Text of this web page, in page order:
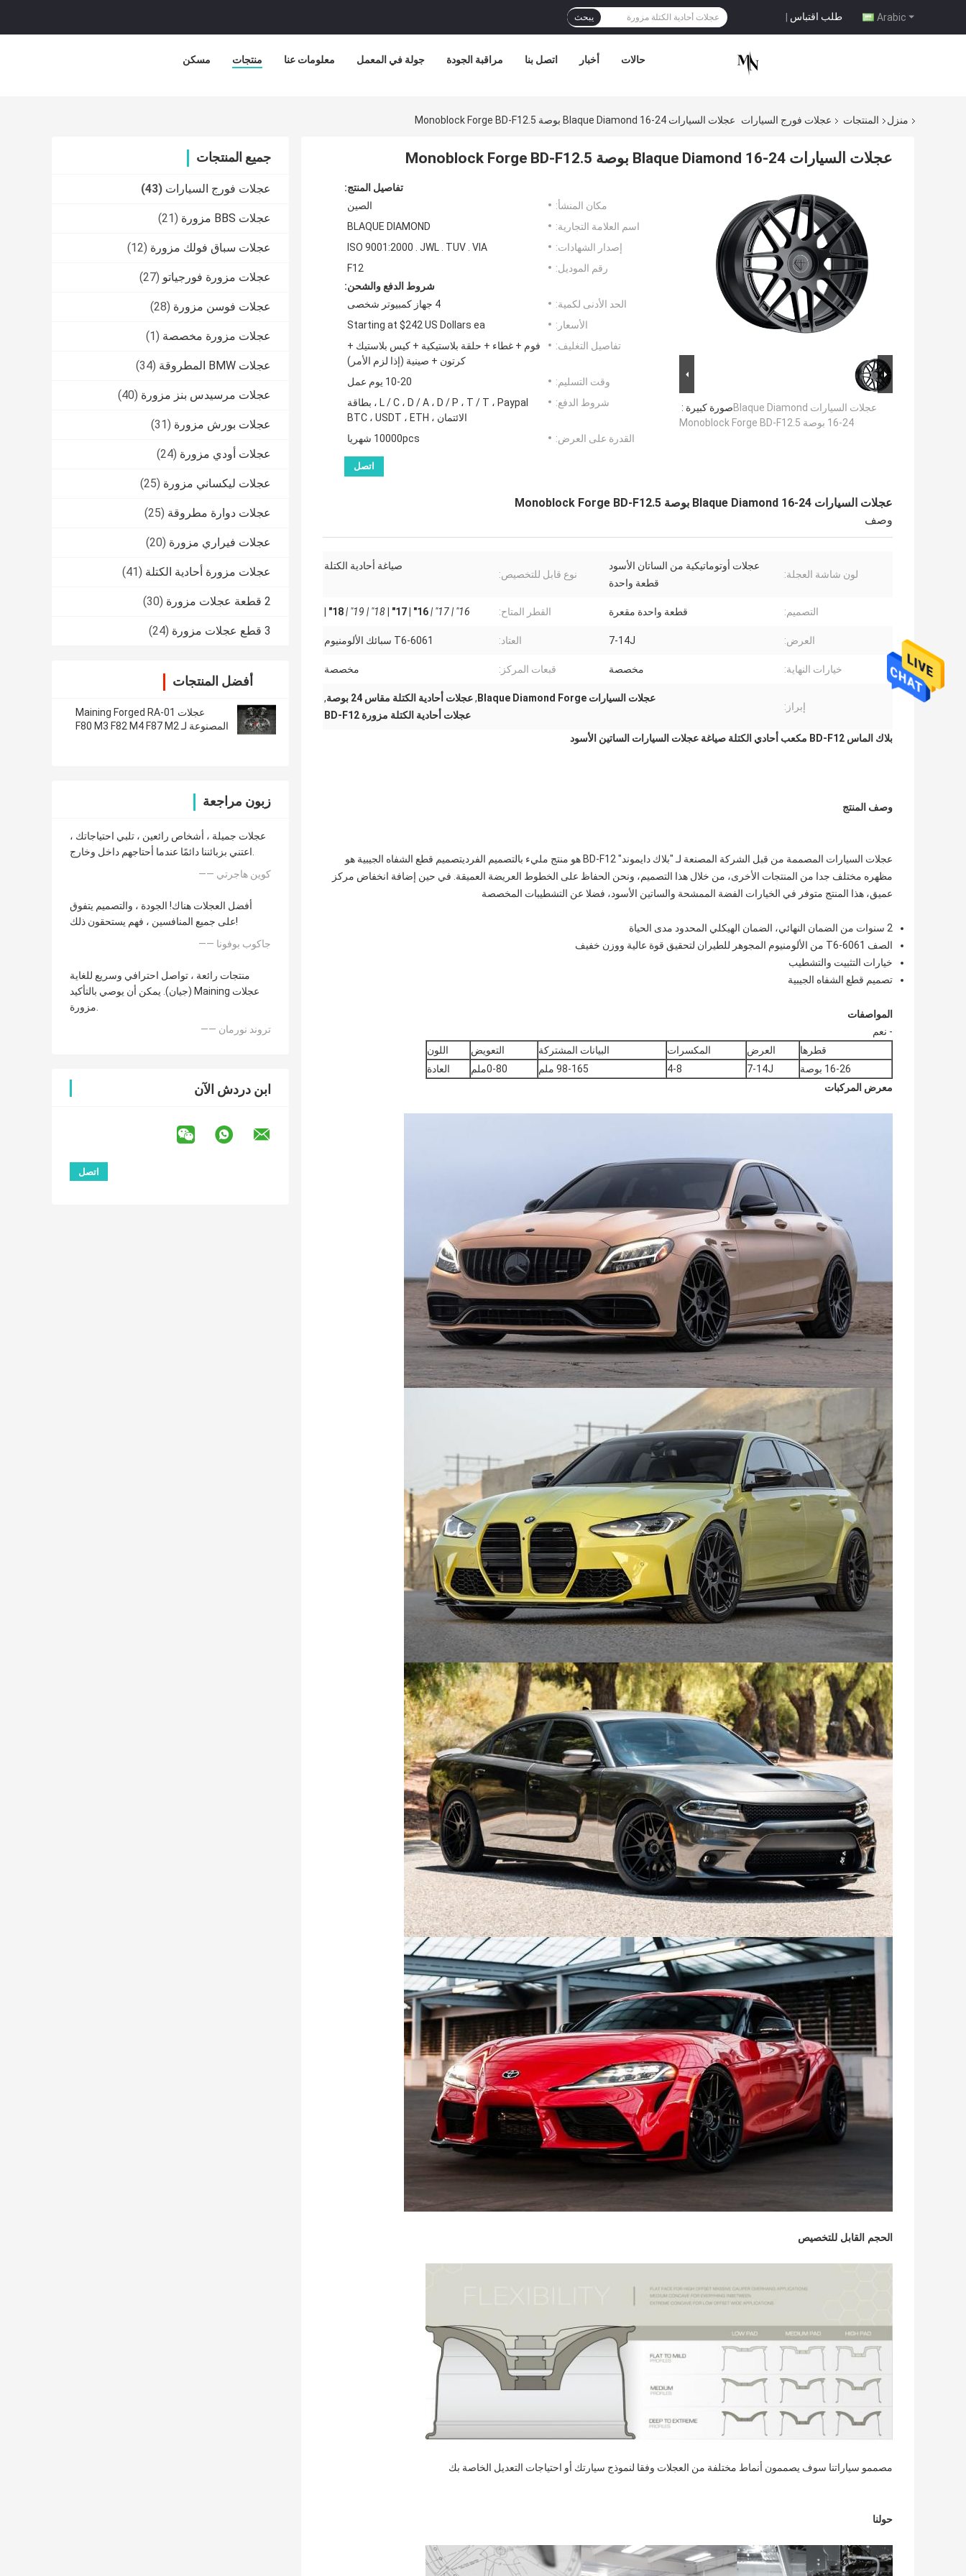
Arabic طلب اقتباس | يبحث
مسكن منتجات معلومات عنا جولة في المعمل مراقبة الجودة اتصل بنا أخبار حالات
منزل المنتجات عجلات فورج السيارات عجلات السيارات Blaque Diamond 16-24 بوصة Monoblock Forge BD-F12.5
جميع المنتجات
عجلات فورج السيارات (43)
عجلات BBS مزورة (21)
عجلات سباق فولك مزورة (12)
عجلات مزورة فورجياتو (27)
عجلات فوسن مزورة (28)
عجلات مزورة مخصصة (1)
عجلات BMW المطروقة (34)
عجلات مرسيدس بنز مزورة (40)
عجلات بورش مزورة (31)
عجلات أودي مزورة (24)
عجلات ليكساني مزورة (25)
عجلات دوارة مطروقة (25)
عجلات فيراري مزورة (20)
عجلات مزورة أحادية الكتلة (41)
2 قطعة عجلات مزورة (30)
3 قطع عجلات مزورة (24)
أفضل المنتجات
عجلات Maining Forged RA-01
المصنوعة لـ F80 M3 F82 M4 F87 M2
زبون مراجعة
عجلات جميلة ، أشخاص رائعين ، تلبي احتياجاتك ،
اعتني بزبائننا دائمًا عندما أحتاجهم داخل وخارج.
—— كوين هاجرتي
أفضل العجلات هناك! الجودة ، والتصميم يتفوق
على جميع المنافسين ، فهم يستحقون ذلك!
—— جاكوب بوفونا
منتجات رائعة ، تواصل احترافي وسريع للغاية
(جيان). يمكن أن يوصي بالتأكيد Maining عجلات
مزورة.
—— تروند نورمان
ابن دردش الآن
عجلات السيارات Blaque Diamond 16-24 بوصة Monoblock Forge BD-F12.5
صورة كبيرة :عجلات السيارات Blaque Diamond
16-24 بوصة Monoblock Forge BD-F12.5
تفاصيل المنتج:
مكان المنشأ:
الصين
اسم العلامة التجارية:
BLAQUE DIAMOND
إصدار الشهادات:
ISO 9001:2000 . JWL . TUV . VIA
رقم الموديل:
F12
شروط الدفع والشحن:
الحد الأدنى لكمية:
4 جهاز كمبيوتر شخصى
الأسعار:
Starting at $242 US Dollars ea
تفاصيل التغليف:
فوم + غطاء + حلقة بلاستيكية + كيس بلاستيك +
كرتون + صينية (إذا لزم الأمر)
وقت التسليم:
10-20 يوم عمل
شروط الدفع:
L / C ، D / A ، D / P ، T / T ، Paypal ، بطاقة
الائتمان ، BTC ، USDT ، ETH
القدرة على العرض:
10000pcs شهريا
اتصل
عجلات السيارات Blaque Diamond 16-24 بوصة Monoblock Forge BD-F12.5
وصف
لون شاشة العجلة:
عجلات أوتوماتيكية من الساتان الأسود
قطعة واحدة
نوع قابل للتخصيص:
صياغة أحادية الكتلة
التصميم: قطعة واحدة مقعرة القطر المتاح: 16" | 17" |
16" | 17" |
18" | 19" |
18" |
العرض: 7-14J العتاد: 6061-T6 سبائك الألومنيوم
خيارات النهاية: مخصصة قبعات المركز: مخصصة
إبراز:
عجلات السيارات Blaque Diamond Forge ,عجلات أحادية الكتلة مقاس 24 بوصة
,
عجلات أحادية الكتلة مزورة BD-F12
بلاك الماس BD-F12 مكعب أحادي الكتلة صياغة عجلات السيارات الساتين الأسود
وصف المنتج
عجلات السيارات المصممة من قبل الشركة المصنعة لـ "بلاك دايموند" BD-F12 هو منتج مليء بالتصميم الفرديتصميم قطع الشفاه الجيبية هو
مظهره مختلف جدا من المنتجات الأخرى، من خلال هذا التصميم، ونحن الحفاظ على الخطوط العريضة العميقة. في حين إضافة انخفاض مركز
عميق، هذا المنتج متوفر في الخيارات الفضة الممشحة والساتين الأسود، فضلا عن التشطيبات المخصصة
2 سنوات من الضمان النهائي، الضمان الهيكلي المحدود مدى الحياة
الصف 6061-T6 من الألومنيوم المجوهر للطيران لتحقيق قوة عالية ووزن خفيف
خيارات التثبيت والتشطيب
تصميم قطع الشفاه الجيبية
المواصفات
- نعم
قطرها
العرض المكسرات البيانات المشتركة التعويض
اللون
16-26 بوصة
7-14J
4-8 98-165 ملم 0-80ملم
العادة
معرض المركبات
الحجم القابل للتخصيص
مصممو سياراتنا سوف يصممون أنماط مختلفة من العجلات وفقا لنموذج سيارتك أو احتياجات التعديل الخاصة بك
حولنا